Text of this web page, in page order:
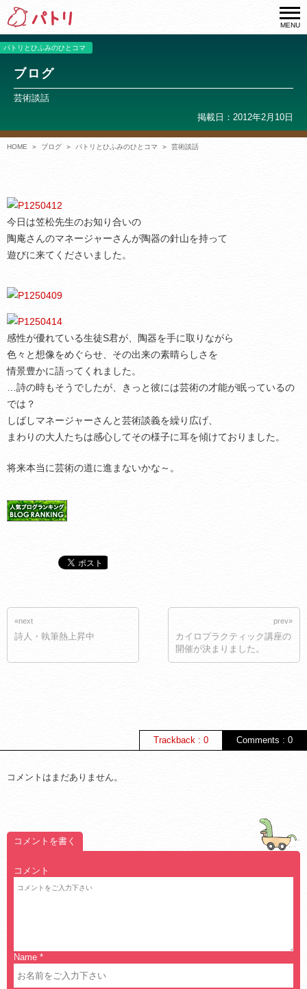
MENU
パトリとひふみのひとコマ
ブログ
芸術談話
掲載日：2012年2月10日
HOME ブログ パトリとひふみのひとコマ 芸術談話
今日は笠松先生のお知り合いの
陶庵さんのマネージャーさんが陶器の針山を持って
遊びに来てくださいました。
感性が優れている生徒S君が、陶器を手に取りながら
色々と想像をめぐらせ、その出来の素晴らしさを
情景豊かに語ってくれました。
…詩の時もそうでしたが、きっと彼には芸術の才能が眠っているの
では？
しばしマネージャーさんと芸術談義を繰り広げ、
まわりの大人たちは感心してその様子に耳を傾けておりました。
将来本当に芸術の道に進まないかな～。
«next
詩人・執筆熱上昇中
prev»
カイロプラクティック講座の
開催が決まりました。
Comments : 0
Trackback : 0
コメントはまだありません。
コメントを書く
コメント
Name *